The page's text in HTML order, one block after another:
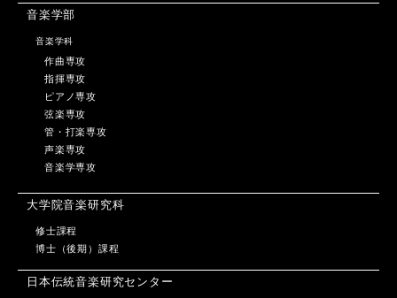
音楽学部
音楽学科
作曲専攻
指揮専攻
ピアノ専攻
弦楽専攻
管・打楽専攻
声楽専攻
音楽学専攻
大学院音楽研究科
修士課程
博士（後期）課程
日本伝統音楽研究センター